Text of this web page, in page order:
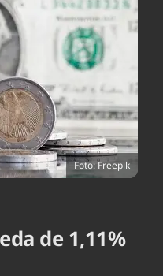
Meio Ambiente
Podcast
Tempo
Foto: Freepik
de 1,11%